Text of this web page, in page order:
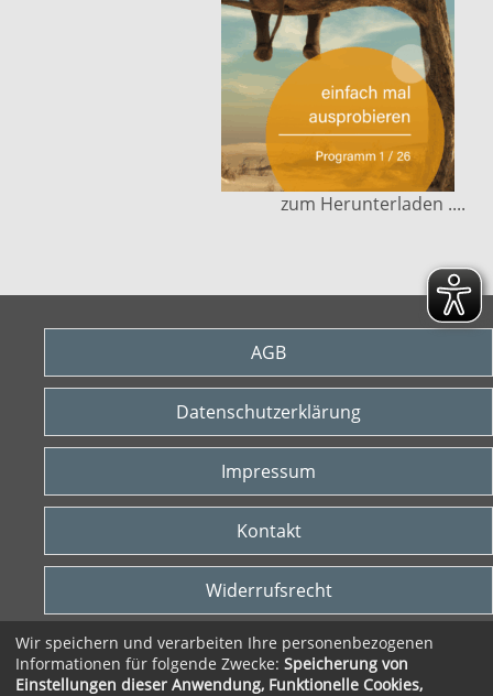
zum Herunterladen ....
AGB
Datenschutzerklärung
Impressum
Kontakt
Widerrufsrecht
Vertrag widerrufen
Wir speichern und verarbeiten Ihre personenbezogenen
Informationen für folgende Zwecke: Speicherung von
Einstellungen dieser Anwendung, Funktionelle Cookies,